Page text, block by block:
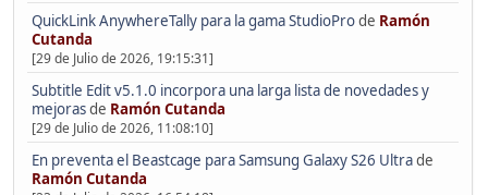
QuickLink AnywhereTally para la gama StudioProde Ramón
Cutanda
[29 de Julio de 2026, 19:15:31]
Subtitle Edit v5.1.0 incorpora una larga lista de novedades y
mejorasde Ramón Cutanda
[29 de Julio de 2026, 11:08:10]
En preventa el Beastcage para Samsung Galaxy S26 Ultrade
Ramón Cutanda